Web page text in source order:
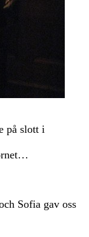
på slott i
Sofia gav oss